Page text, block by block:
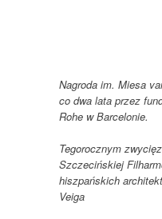
Nagroda im. Miesa
co dwa lata przez
Rohe w Barcelonie.
Tegorocznym
Szczecińskiej
hiszpańskich
Veiga